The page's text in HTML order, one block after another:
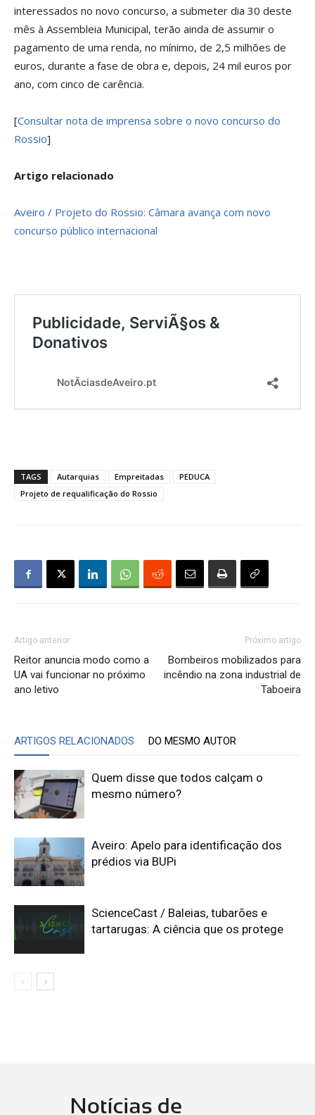
interessados no novo concurso, a submeter dia 30 deste
mês à Assembleia Municipal, terão ainda de assumir o
pagamento de uma renda, no mínimo, de 2,5 milhões de
euros, durante a fase de obra e, depois, 24 mil euros por
ano, com cinco de carência.
[Consultar nota de imprensa sobre o novo concurso do
Rossio]
Artigo relacionado
Aveiro / Projeto do Rossio: Câmara avança com novo
concurso público internacional
TAGS Autarquias Empreitadas
PEDUCA
Projeto de requalificação do Rossio
Artigo anterior
Reitor anuncia modo como a
UA vai funcionar no próximo
ano letivo
Próximo artigo
Bombeiros mobilizados para
incêndio na zona industrial de
Taboeira
ARTIGOS RELACIONADOS DO MESMO AUTOR
Quem disse que todos calçam o
mesmo número?
Aveiro: Apelo para identificação dos
prédios via BUPi
ScienceCast / Baleias, tubarões e
tartarugas: A ciência que os protege